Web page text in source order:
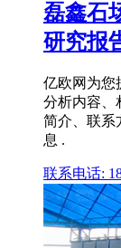
磊鑫石
研究报
亿欧网为您
分析内容、
简介、联系
息 .
联系电话: